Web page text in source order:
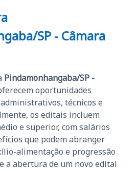
SP - Câmara
Pindamonhangaba/SP -
oportunidades
técnicos e
os editais incluem
e superior, com salários
que podem abranger
alimentação e progressão
a abertura de um novo edital